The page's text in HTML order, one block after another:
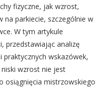
fizyczne, jak wzrost,
na parkiecie, szczególnie w
W tym artykule
przedstawiając analizę
wskazówek,
wzrost nie jest
osiągnięcia mistrzowskiego